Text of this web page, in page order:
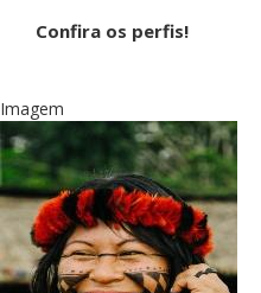
Confira os perfis!
Imagem